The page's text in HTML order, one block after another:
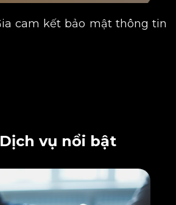
cam kết bảo mật thông tin
Dịch vụ nổi bật